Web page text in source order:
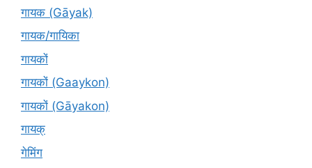
गायक (Gāyak)
गायक/गायिका
गायकों
गायकों (Gaaykon)
गायकों (Gāyakon)
गायक्
गेमिंग